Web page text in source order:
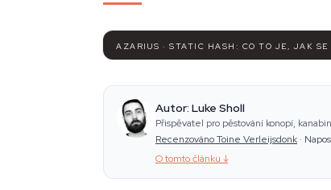
AZARIUS · STATIC HASH: CO TO JE, JAK
Autor: Luke Sholl
Přispěvatel pro pěstování konopí,
Recenzováno Toine Verleijsdonk ·
O tomto článku ↓